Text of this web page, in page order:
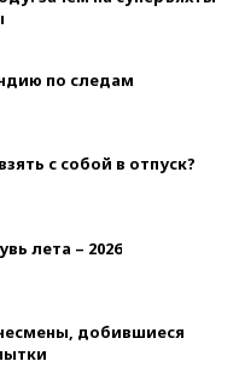
по следам
с собой в отпуск?
лета – 2026
добившиеся